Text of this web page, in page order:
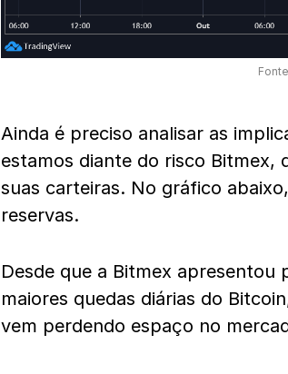
Ainda é preciso analisar as
estamos diante do risco Bitmex,
suas carteiras. No gráfico
reservas.
Desde que a Bitmex
maiores quedas diárias do
vem perdendo espaço no